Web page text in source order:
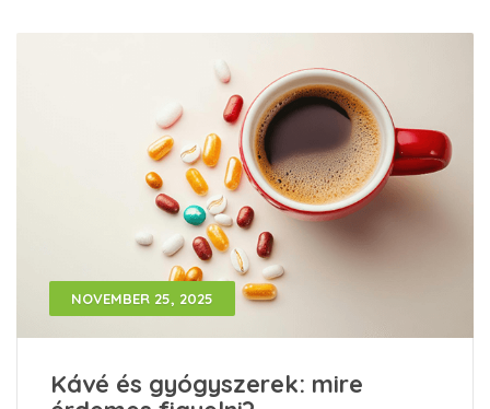
NOVEMBER 25, 2025
Kávé és gyógyszerek: mire